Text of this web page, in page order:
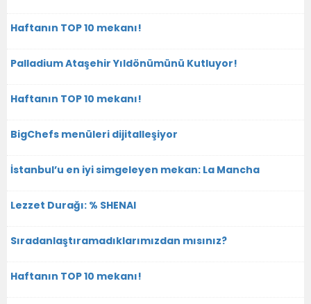
Haftanın TOP 10 mekanı!
Palladium Ataşehir Yıldönümünü Kutluyor!
Haftanın TOP 10 mekanı!
BigChefs menüleri dijitalleşiyor
İstanbul’u en iyi simgeleyen mekan: La Mancha
Lezzet Durağı: % SHENAI
Sıradanlaştıramadıklarımızdan mısınız?
Haftanın TOP 10 mekanı!